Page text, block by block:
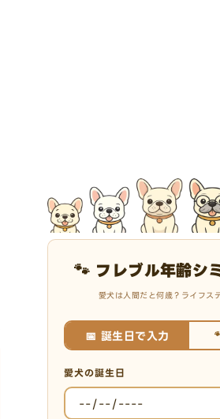
🐾 フレブル年齢シ
愛犬は人間だと何歳？ライフス
📅 誕生日で入力
愛犬の誕生日